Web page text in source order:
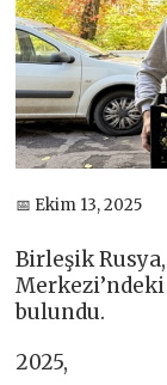
📅 Ekim 13, 2025
Birleşik
bulundu.
2025,